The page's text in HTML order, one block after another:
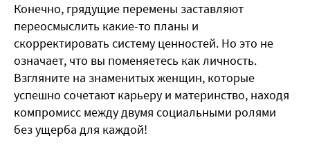
Конечно, грядущие перемены заставляют
переосмыслить какие-то планы и
скорректировать систему ценностей. Но это не
означает, что вы поменяетесь как личность.
Взгляните на знаменитых женщин, которые
успешно сочетают карьеру и материнство, находя
компромисс между двумя социальными ролями
без ущерба для каждой!